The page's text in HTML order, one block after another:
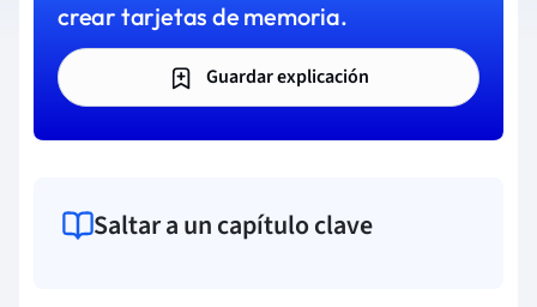
crear tarjetas de memoria.
Guardar explicación
Saltar a un capítulo clave